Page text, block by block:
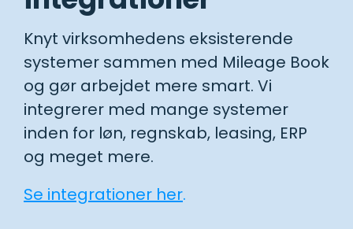
Knyt virksomhedens eksisterende
systemer sammen med Mileage Book
og gør arbejdet mere smart. Vi
integrerer med mange systemer
inden for løn, regnskab, leasing, ERP
og meget mere.
Se integrationer her.